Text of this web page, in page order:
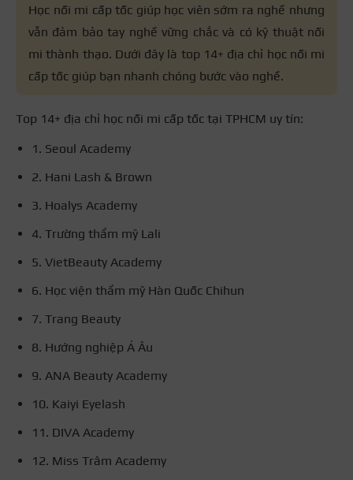
cô trực tiếp giảng dạy, đảm bảo đúng
chuyên môn và thực tế nghề.
Học nối mi cấp tốc giúp học viên sớm ra nghề nhưng
vẫn đảm bảo tay nghề vững chắc và có kỹ thuật nối
mi thành thạo. Dưới đây là top 14+ địa chỉ học nối mi
cấp tốc giúp bạn nhanh chóng bước vào nghề.
Top 14+ địa chỉ học nối mi cấp tốc tại TPHCM uy tín:
1. Seoul Academy
2. Hani Lash & Brown
3. Hoalys Academy
4. Trường thẩm mỹ Lali
5. VietBeauty Academy
6. Học viện thẩm mỹ Hàn Quốc Chihun
7. Trang Beauty
8. Hướng nghiệp Á Âu
9. ANA Beauty Academy
10. Kaiyi Eyelash
11. DIVA Academy
12. Miss Trâm Academy